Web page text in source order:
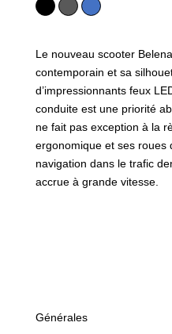
Le nouveau scooter
contemporain et sa
d’impressionnants feux
conduite est une priorité
ne fait pas exception à la
ergonomique et ses roues
navigation dans le trafic
accrue à grande vitesse.
Générales